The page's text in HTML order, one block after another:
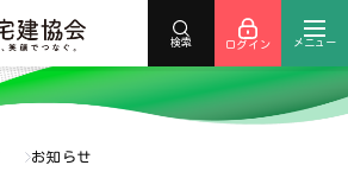
検索 ログイン メニュー
お知らせ